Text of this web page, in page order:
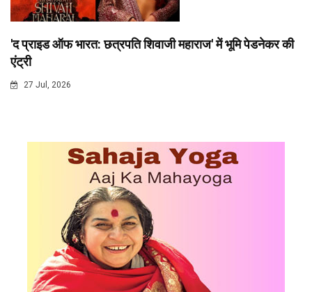
'द प्राइड ऑफ भारत: छत्रपति शिवाजी महाराज' में भूमि पेडनेकर की
एंट्री
27 Jul, 2026